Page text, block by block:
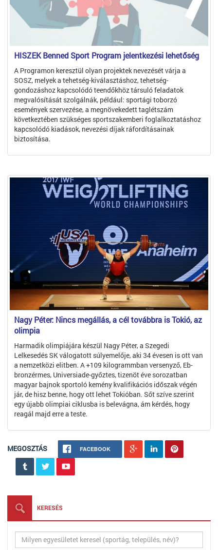
HISZEK Benned Sport Program jelentkezési lehetőség
A Programon keresztül olyan projektek nevezését várja a
SOSZ, melyek a tehetség-kiválasztáshoz, tehetség-
gondozáshoz kapcsolódó teendőkhöz társuló feladatok
megvalósítását szolgálnák, például: sportági toborzó
események szervezése, a megnövekedett taglétszám
következtében szükséges sportszakemberi foglalkoztatáshoz
kapcsolódó kiadások, nevezési díjak ráfordításainak
biztosítása.
Nagy Péter: Nincs megállás, a cél továbbra is Tokió, az
olimpia
Harmadik olimpiájára készül Nagy Péter, a Szegedi
Lelkesedés SK válogatott súlyemelője, aki 34 évesen is ott van
a nemzetközi elitben. A +109 kilogrammban versenyző, Eb-
bronzérmes, Universiade-győztes, tizenöt éve sorozatban
magyar bajnok sportoló kemény kvalifikációs időszak végén
jár, de hisz benne, hogy ott lehet Tokióban. Sőt szíve szerint
egy újabb olimpiai ciklusba is belevágna, ám kérdés, hogy
reagál majd erre a teste.
MEGOSZTÁS FACEBOOK
KERESÉS